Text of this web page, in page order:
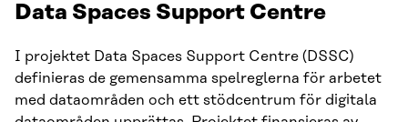
Data Spaces Support Centre
I projektet Data Spaces Support Centre (DSSC)
definieras de gemensamma spelreglerna för arbetet
med dataområden och ett stödcentrum för digitala